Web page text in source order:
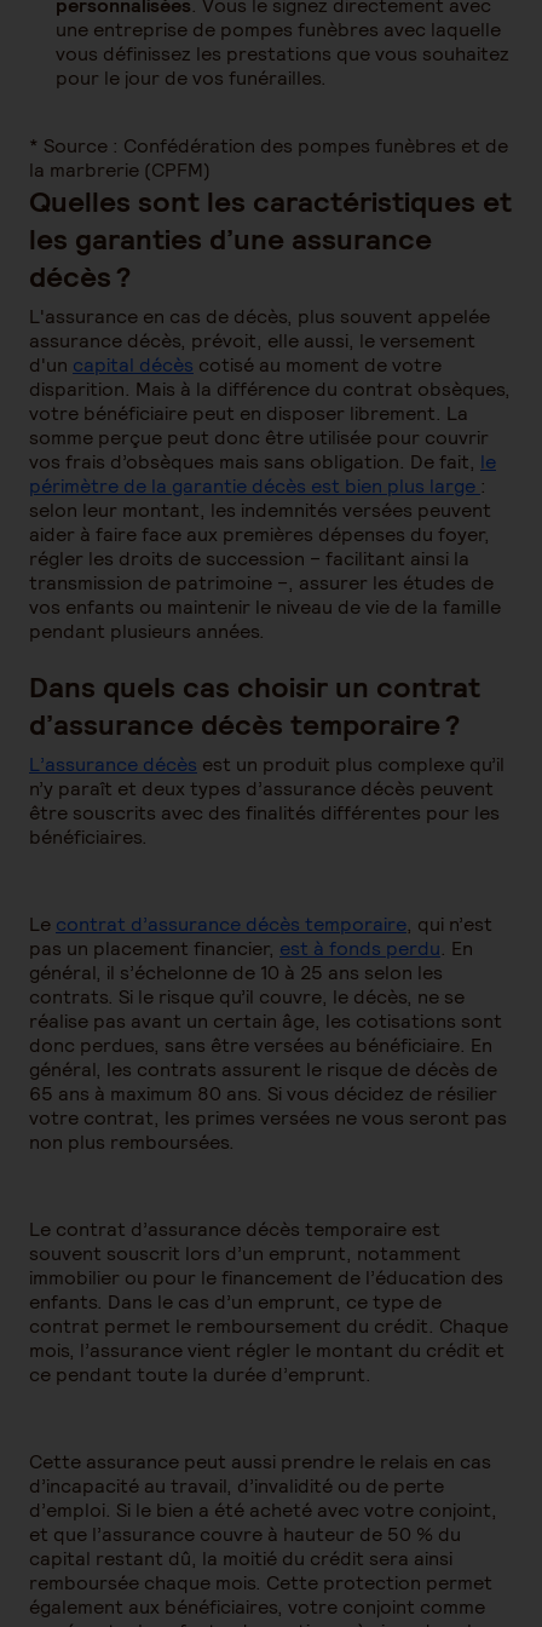
personnalisées. Vous le signez directement avec
une entreprise de pompes funèbres avec laquelle
vous définissez les prestations que vous souhaitez
pour le jour de vos funérailles.
* Source : Confédération des pompes funèbres et de
la marbrerie (CPFM)
Quelles sont les caractéristiques et
les garanties d’une assurance
décès ?
L'assurance en cas de décès, plus souvent appelée
assurance décès, prévoit, elle aussi, le versement
d'un capital décès cotisé au moment de votre
disparition. Mais à la différence du contrat obsèques,
votre bénéficiaire peut en disposer librement. La
somme perçue peut donc être utilisée pour couvrir
vos frais d’obsèques mais sans obligation. De fait, le
périmètre de la garantie décès est bien plus large :
selon leur montant, les indemnités versées peuvent
aider à faire face aux premières dépenses du foyer,
régler les droits de succession – facilitant ainsi la
transmission de patrimoine –, assurer les études de
vos enfants ou maintenir le niveau de vie de la famille
pendant plusieurs années.
Dans quels cas choisir un contrat
d’assurance décès temporaire ?
L’assurance décès est un produit plus complexe qu’il
n’y paraît et deux types d’assurance décès peuvent
être souscrits avec des finalités différentes pour les
bénéficiaires.
Le contrat d’assurance décès temporaire, qui n’est
pas un placement financier, est à fonds perdu. En
général, il s’échelonne de 10 à 25 ans selon les
contrats. Si le risque qu’il couvre, le décès, ne se
réalise pas avant un certain âge, les cotisations sont
donc perdues, sans être versées au bénéficiaire. En
général, les contrats assurent le risque de décès de
65 ans à maximum 80 ans. Si vous décidez de résilier
votre contrat, les primes versées ne vous seront pas
non plus remboursées.
Le contrat d’assurance décès temporaire est
souvent souscrit lors d’un emprunt, notamment
immobilier ou pour le financement de l’éducation des
enfants. Dans le cas d’un emprunt, ce type de
contrat permet le remboursement du crédit. Chaque
mois, l’assurance vient régler le montant du crédit et
ce pendant toute la durée d’emprunt.
Cette assurance peut aussi prendre le relais en cas
d’incapacité au travail, d’invalidité ou de perte
d’emploi. Si le bien a été acheté avec votre conjoint,
et que l’assurance couvre à hauteur de 50 % du
capital restant dû, la moitié du crédit sera ainsi
remboursée chaque mois. Cette protection permet
également aux bénéficiaires, votre conjoint comme